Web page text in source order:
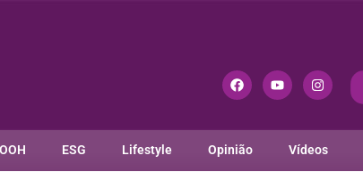
OOH ESG Lifestyle Opinião Vídeos